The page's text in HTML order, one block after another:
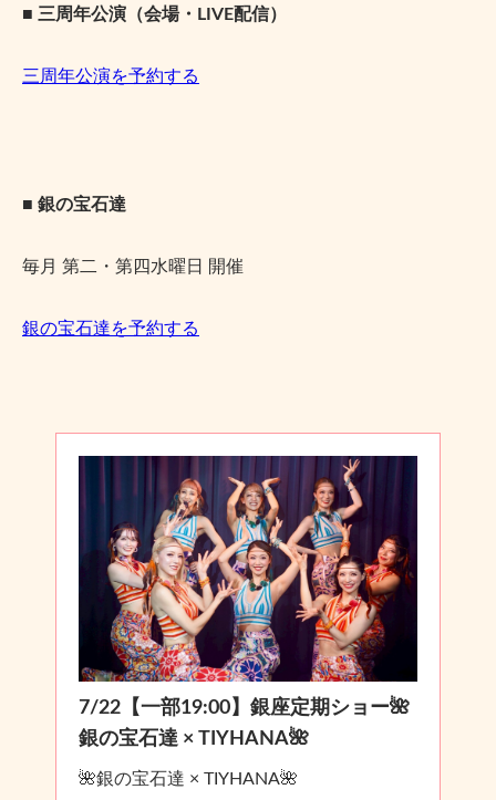
■ 三周年公演（会場・LIVE配信）
三周年公演を予約する
■ 銀の宝石達
毎月 第二・第四水曜日 開催
銀の宝石達を予約する
7/22【一部19:00】銀座定期ショー🌺
銀の宝石達 × TIYHANA🌺
🌺銀の宝石達 × TIYHANA🌺